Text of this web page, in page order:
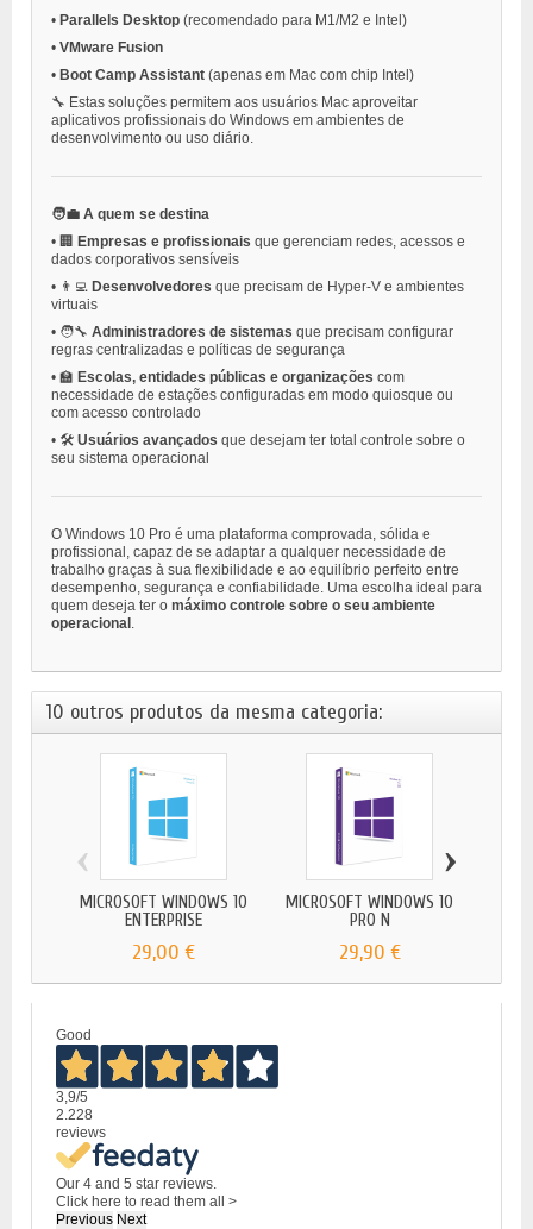
• Parallels Desktop (recomendado para M1/M2 e Intel)
• VMware Fusion
• Boot Camp Assistant (apenas em Mac com chip Intel)
🔧 Estas soluções permitem aos usuários Mac aproveitar
aplicativos profissionais do Windows em ambientes de
desenvolvimento ou uso diário.
🧑‍💼 A quem se destina
• 🏢 Empresas e profissionais que gerenciam redes, acessos e
dados corporativos sensíveis
• 👨‍💻 Desenvolvedores que precisam de Hyper-V e ambientes
virtuais
• 🧑‍🔧 Administradores de sistemas que precisam configurar
regras centralizadas e políticas de segurança
• 🏫 Escolas, entidades públicas e organizações com
necessidade de estações configuradas em modo quiosque ou
com acesso controlado
• 🛠️ Usuários avançados que desejam ter total controle sobre o
seu sistema operacional
O Windows 10 Pro é uma plataforma comprovada, sólida e
profissional, capaz de se adaptar a qualquer necessidade de
trabalho graças à sua flexibilidade e ao equilíbrio perfeito entre
desempenho, segurança e confiabilidade. Uma escolha ideal para
quem deseja ter o máximo controle sobre o seu ambiente
operacional
10 outros produtos da mesma categoria:
MICROSOFT WINDOWS 10
ENTERPRISE
29,00 €
MICROSOFT WINDOWS 10
PRO N
29,90 €
‹ ›
Good
3,9/5
2.228
reviews
Our 4 and 5 star reviews.
Click here to read them all >
Previous Next